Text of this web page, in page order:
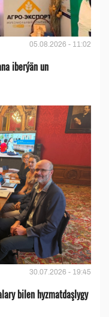
05.08.2026 - 11:02
iberýän un
30.07.2026 - 19:45
bilen hyzmatdaşlygy